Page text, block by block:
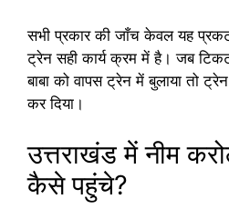
सभी प्रकार की जाँच केवल यह
ट्रेन सही कार्य क्रम में है। जब
बाबा को वापस ट्रेन में बुलाया तो
कर दिया।
उत्तराखंड में नीम
कैसे पहुंचे?